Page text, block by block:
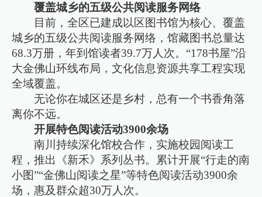
覆盖城乡的五级公共阅读服务网络
目前，全区已建成以区图书馆为核心、覆盖
城乡的五级公共阅读服务网络，馆藏图书总量达
68.3万册，年到馆读者39.7万人次。“178书屋”沿
大金佛山环线布局，文化信息资源共享工程实现
全域覆盖。
无论你在城区还是乡村，总有一个书香角落
离你不远。
开展特色阅读活动3900余场
南川持续深化馆校合作，实施校园阅读工
程，推出《新禾》系列丛书。累计开展“行走的南
小图”“金佛山阅读之星”等特色阅读活动3900余
场，惠及群众超30万人次。